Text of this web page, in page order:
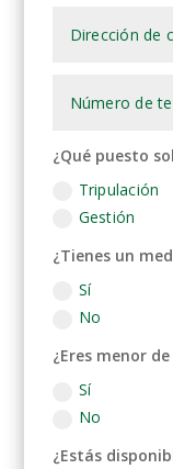
¿Qué puesto
Tripulación
Gestión
¿Tienes un
Sí
No
¿Eres menor
Sí
No
¿Estás